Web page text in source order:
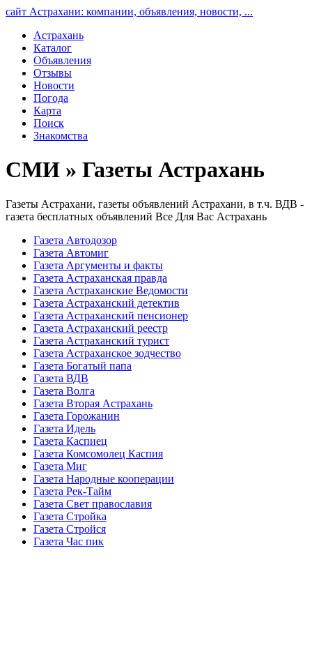
сайт Астрахани: компании, объявления, новости, ...
Астрахань
Каталог
Объявления
Отзывы
Новости
Погода
Карта
Поиск
Знакомства
СМИ » Газеты Астрахань
Газеты Астрахани, газеты объявлений Астрахани, в т.ч. ВДВ -
газета бесплатных объявлений Все Для Вас Астрахань
Газета Автодозор
Газета Автомиг
Газета Аргументы и факты
Газета Астраханская правда
Газета Астраханские Ведомости
Газета Астраханский детектив
Газета Астраханский пенсионер
Газета Астраханский реестр
Газета Астраханский турист
Газета Астраханское зодчество
Газета Богатый папа
Газета ВДВ
Газета Волга
Газета Вторая Астрахань
Газета Горожанин
Газета Идель
Газета Каспиец
Газета Комсомолец Каспия
Газета Миг
Газета Народные кооперации
Газета Рек-Тайм
Газета Свет православия
Газета Стройка
Газета Стройся
Газета Час пик